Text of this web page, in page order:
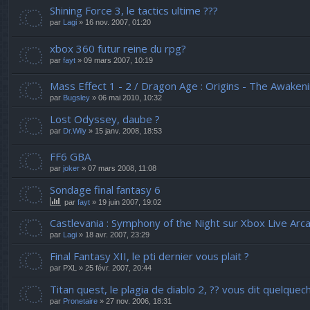
Shining Force 3, le tactics ultime ???
par Lagi » 16 nov. 2007, 01:20
xbox 360 futur reine du rpg?
par fayt » 09 mars 2007, 10:19
Mass Effect 1 - 2 / Dragon Age : Origins - The
par Bugsley » 06 mai 2010, 10:32
Lost Odyssey, daube ?
par Dr.Wily » 15 janv. 2008, 18:53
FF6 GBA
par joker » 07 mars 2008, 11:08
Sondage final fantasy 6
par fayt » 19 juin 2007, 19:02
Castlevania : Symphony of the Night sur Xbox Live
par Lagi » 18 avr. 2007, 23:29
Final Fantasy XII, le pti dernier vous plait ?
par PXL » 25 févr. 2007, 20:44
Titan quest, le plagia de diablo 2, ?? vous dit
par Pronetaire » 27 nov. 2006, 18:31